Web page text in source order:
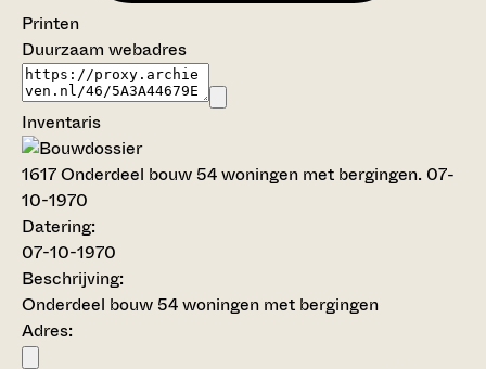
Printen
Duurzaam webadres
Inventaris
1617Onderdeel bouw 54 woningen met bergingen. 07-
10-1970
Datering:
07-10-1970
Beschrijving:
Onderdeel bouw 54 woningen met bergingen
Adres: